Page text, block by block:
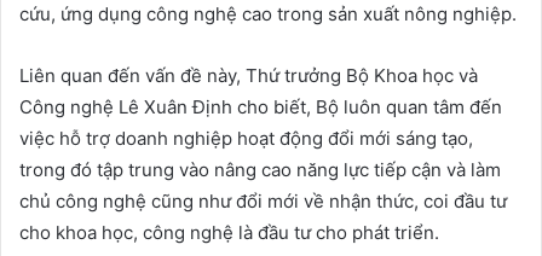
cứu, ứng dụng công nghệ cao trong sản xuất nông nghiệp.
Liên quan đến vấn đề này, Thứ trưởng Bộ Khoa học và
Công nghệ Lê Xuân Định cho biết, Bộ luôn quan tâm đến
việc hỗ trợ doanh nghiệp hoạt động đổi mới sáng tạo,
trong đó tập trung vào nâng cao năng lực tiếp cận và làm
chủ công nghệ cũng như đổi mới về nhận thức, coi đầu tư
cho khoa học, công nghệ là đầu tư cho phát triển.